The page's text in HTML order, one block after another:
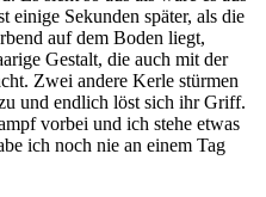
einige Sekunden später, als die
auf dem Boden liegt,
Gestalt, die auch mit der
Zwei andere Kerle stürmen
und endlich löst sich ihr Griff.
vorbei und ich stehe etwas
ich noch nie an einem Tag